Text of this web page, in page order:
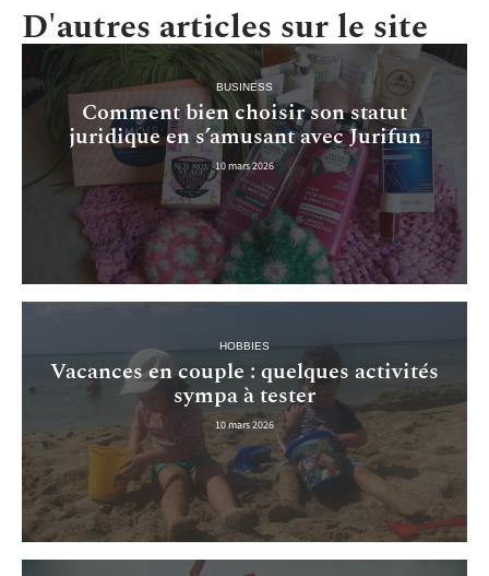
D'autres articles sur le site
BUSINESS
Comment bien choisir son statut
juridique en s’amusant avec Jurifun
10 mars 2026
HOBBIES
Vacances en couple : quelques activités
sympa à tester
10 mars 2026